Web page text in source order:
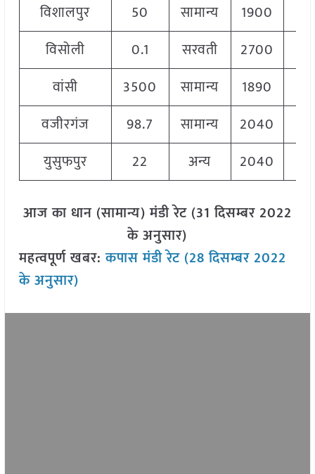
विशालपुर
50 सामान्य 1900
विसोली
0.1 सरवती 2700
वांसी
3500 सामान्य 1890
वजीरगंज
98.7 सामान्य 2040
युसुफपुर
22 अन्य 2040
आज का धान (सामान्य) मंडी रेट (31 दिसम्बर 2022
के अनुसार)
महत्वपूर्ण खबर:कपास मंडी रेट (28 दिसम्बर 2022
के अनुसार)